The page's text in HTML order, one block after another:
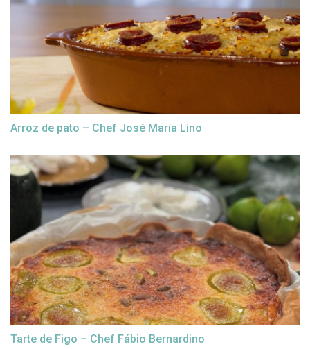
Arroz de pato – Chef José Maria Lino
Tarte de Figo – Chef Fábio Bernardino